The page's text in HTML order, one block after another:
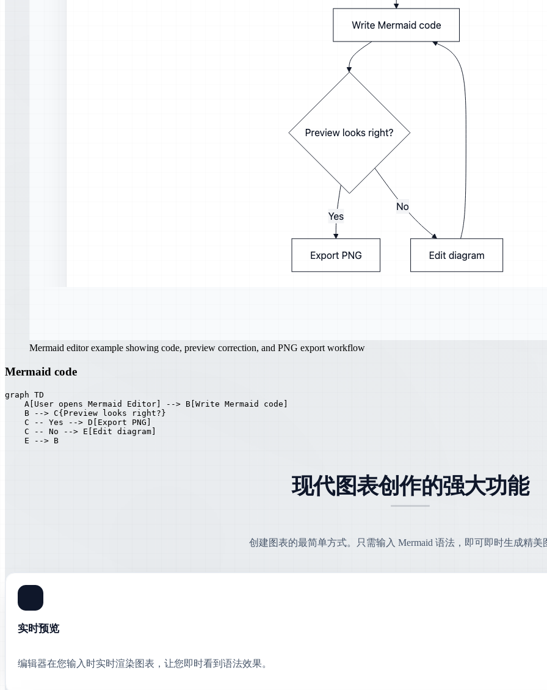
Mermaid editor example showing code, preview correction, and PNG export workflow
Mermaid code
graph TD
    A[User opens Mermaid Editor] --> B[Write Mermaid code]
    B --> C{Preview looks right?}
    C -- Yes --> D[Export PNG]
    C -- No --> E[Edit diagram]
    E --> B
现代图表创作的强大功能
创建图表的最简单方式。只需输入 Mermaid 语法，即可即时生成精美
实时预览
编辑器在您输入时实时渲染图表，让您即时看到语法效果。